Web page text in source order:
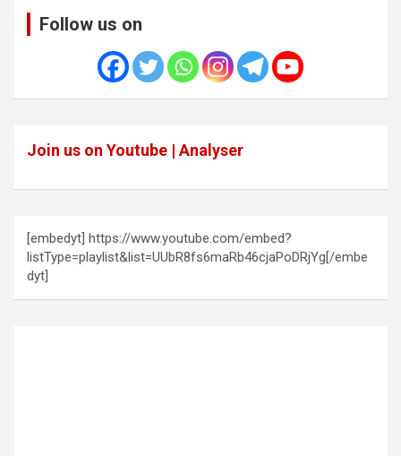
Follow us on
Join us on Youtube | Analyser
[embedyt] https://www.youtube.com/embed?
listType=playlist&list=UUbR8fs6maRb46cjaPoDRjYg[/embe
dyt]